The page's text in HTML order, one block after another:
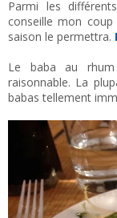
Parmi les
conseille mon
saison le permettra.
Le baba au rhum
raisonnable. La
babas tellement